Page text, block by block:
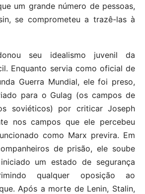
um grande número de pessoas,
se comprometeu a trazê-las à
seu idealismo juvenil da
Enquanto servia como oficial de
Guerra Mundial, ele foi preso,
para o Gulag (os campos de
soviéticos) por criticar Joseph
nos campos que ele percebeu
como Marx previra. Em
de prisão, ele soube
um estado de segurança
qualquer oposição ao
Após a morte de Lenin, Stalin,